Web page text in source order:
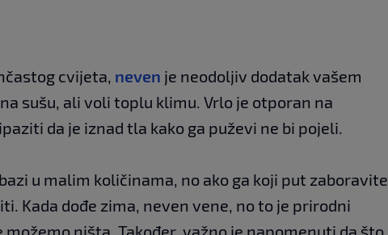
cvijeta, neven je neodoljiv dodatak vašem
sušu, ali voli toplu klimu. Vrlo je otporan na
da je iznad tla kako ga puževi ne bi pojeli.
u malim količinama, no ako ga koji put zaboravite
Kada dođe zima, neven vene, no to je prirodni
ništa. Također, važno je napomenuti da što